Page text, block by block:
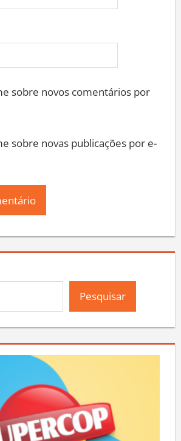
sobre novos comentários por
sobre novas publicações por e-
Pesquisar